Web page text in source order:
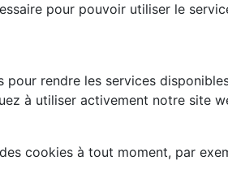
pour pouvoir utiliser le
rendre les services
à utiliser activement notre site
cookies à tout moment, par